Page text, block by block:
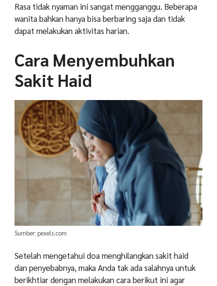
Rasa tidak nyaman ini sangat mengganggu. Beberapa
wanita bahkan hanya bisa berbaring saja dan tidak
dapat melakukan aktivitas harian.
Cara Menyembuhkan
Sakit Haid
Sumber: pexels.com
Setelah mengetahui doa menghilangkan sakit haid
dan penyebabnya, maka Anda tak ada salahnya untuk
berikhtiar dengan melakukan cara berikut ini agar